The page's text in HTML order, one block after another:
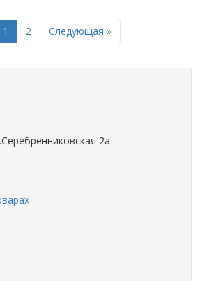
1 2 Следующая »Next
2а